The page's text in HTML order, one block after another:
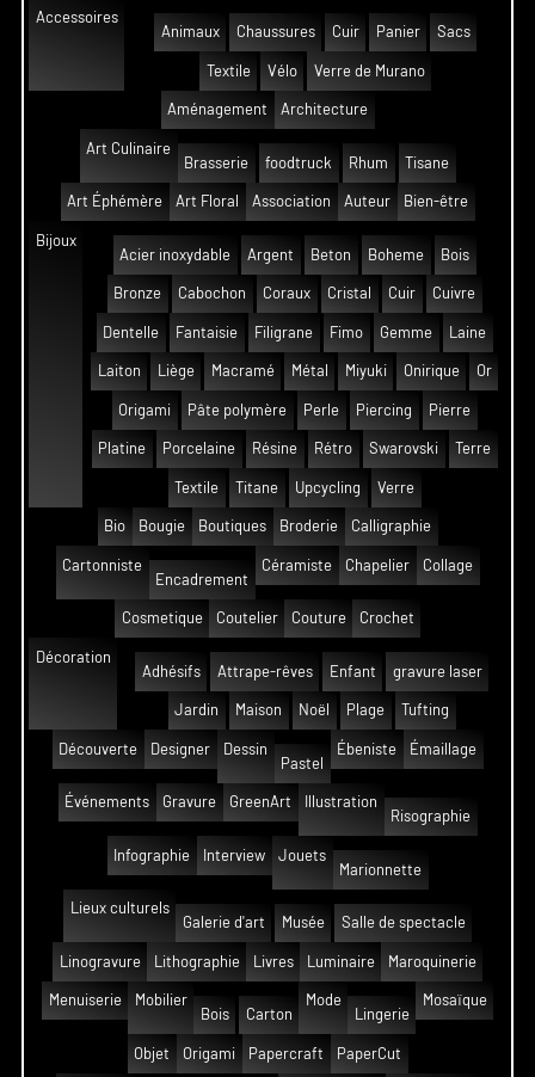
Accessoires
Animaux
Chaussures Cuir Panier Sacs
Textile Vélo Verre de Murano
Aménagement Architecture
Art Culinaire
Brasserie
foodtruck Rhum Tisane
Art Éphémère Art Floral Association Auteur Bien-être
Bijoux
Acier inoxydable
Argent Beton Boheme Bois
Bronze Cabochon Coraux Cristal Cuir Cuivre
Dentelle Fantaisie Filigrane Fimo Gemme Laine
Laiton Liège Macramé Métal Miyuki Onirique Or
Origami Pâte polymère Perle Piercing Pierre
Platine Porcelaine Résine Rétro Swarovski Terre
Textile Titane Upcycling Verre
Bio Bougie Boutiques Broderie Calligraphie
Cartonniste
Encadrement
Céramiste Chapelier Collage
Cosmetique Coutelier Couture Crochet
Décoration
Adhésifs
Attrape-rêves Enfant gravure laser
Jardin Maison Noël Plage Tufting
Découverte Designer
Dessin
Pastel
Ébeniste Émaillage
Événements Gravure GreenArt
Illustration
Risographie
Infographie Interview
Jouets
Marionnette
Lieux culturels
Galerie d'art
Musée Salle de spectacle
Linogravure Lithographie Livres Luminaire Maroquinerie
Menuiserie
Mobilier
Bois
Carton
Mode
Lingerie
Mosaïque
Objet Origami Papercraft PaperCut